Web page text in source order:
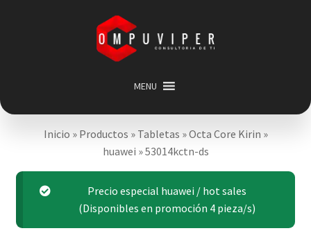
Saltar
navegación
contenido
MENU
Inicio
Categorias
Expandir
hijo
Carrito
Mi cuenta
Inicio » Productos » Tabletas »Octa Core Kirin »
huawei »53014kctn-ds
Precio especial huawei / hot sales
(Disponibles en promoción 4 pieza/s)